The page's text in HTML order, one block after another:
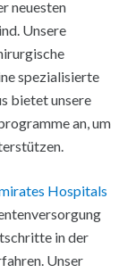
neuesten
Unsere
spezialisierte
bietet unsere
an, um
Hospitals
in der
Unser